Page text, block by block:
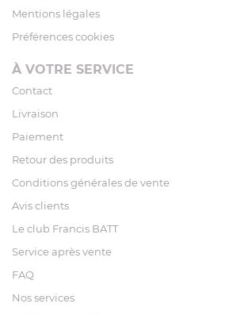
Mentions légales
Préférences cookies
À VOTRE SERVICE
Contact
Livraison
Paiement
Retour des produits
Conditions générales de vente
Avis clients
Le club Francis BATT
Service après vente
FAQ
Nos services